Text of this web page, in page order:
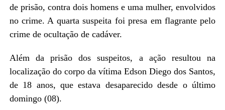
de prisão, contra dois homens e uma mulher, envolvidos
no crime. A quarta suspeita foi presa em flagrante pelo
crime de ocultação de cadáver.
Além da prisão dos suspeitos, a ação resultou na
localização do corpo da vítima Edson Diego dos Santos,
de 18 anos, que estava desaparecido desde o último
domingo (08).